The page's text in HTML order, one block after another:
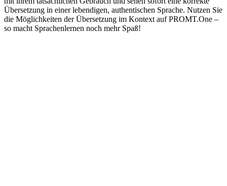
Übersetzung in einer lebendigen, authentischen Sprache. Nutzen Sie
die Möglichkeiten der Übersetzung im Kontext auf PROMT.One –
so macht Sprachenlernen noch mehr Spaß!